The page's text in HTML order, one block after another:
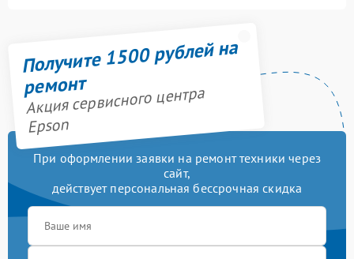
Получите 1500 рублей на
ремонт
Акция сервисного центра
Epson
При оформлении заявки на ремонт техники через
сайт,
действует персональная бессрочная скидка